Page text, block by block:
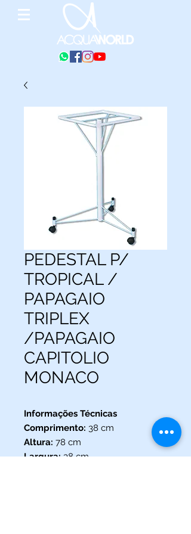
PEDESTAL P/
TROPICAL /
PAPAGAIO
TRIPLEX
/PAPAGAIO
CAPITOLIO
MONACO
Informações Técnicas
Comprimento: 38 cm
Altura: 78 cm
Largura:38 cm